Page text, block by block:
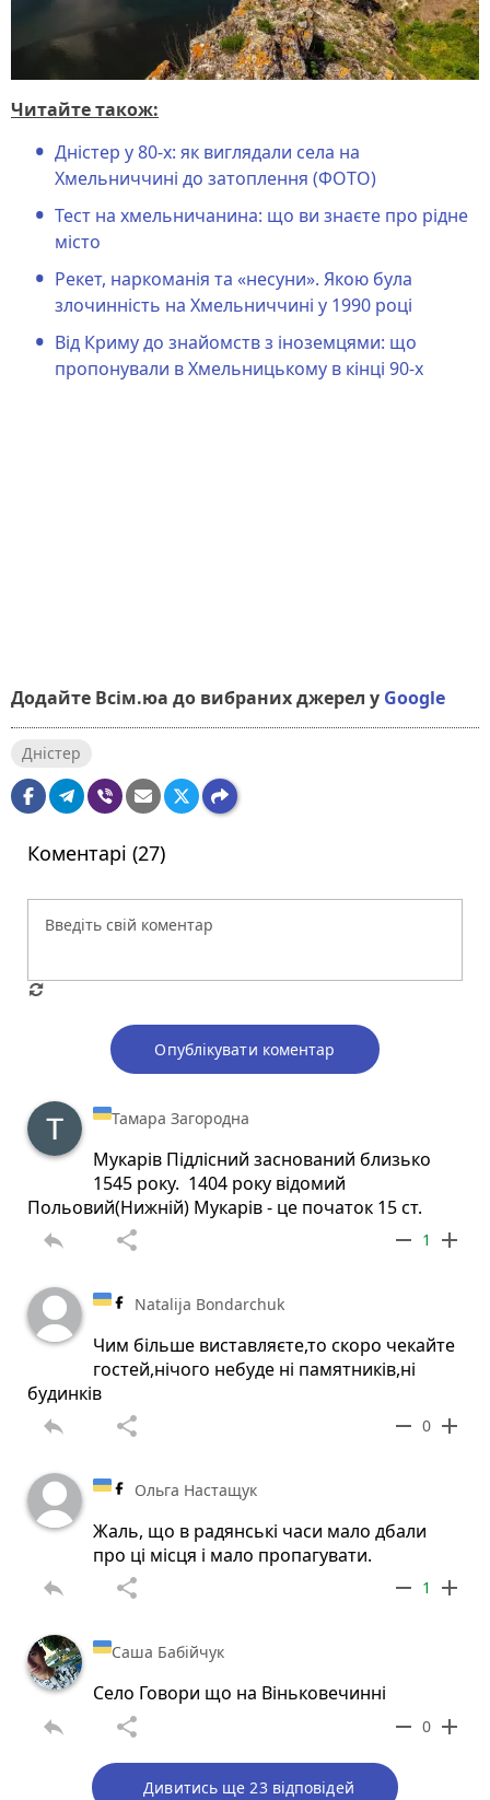
Читайте також:
Дністер у 80-х: як виглядали села на
Хмельниччині до затоплення (ФОТО)
Тест на хмельничанина: що ви знаєте про рідне
місто
Рекет, наркоманія та «несуни». Якою була
злочинність на Хмельниччині у 1990 році
Від Криму до знайомств з іноземцями: що
пропонували в Хмельницькому в кінці 90-х
Додайте Всім.юа до вибраних джерел у Google
Дністер
Коментарі (27)
Опублікувати коментар
Тамара Загородна
Мукарів Підлісний заснований близько
1545 року. 1404 року відомий
Польовий(Нижній) Мукарів - це початок 15 ст.
reply share remove 1 add
Natalija Bondarchuk
Чим більше виставляєте,то скоро чекайте
гостей,нічого небуде ні памятників,ні
будинків
reply share remove 0 add
Ольга Настащук
Жаль, що в радянські часи мало дбали
про ці місця і мало пропагувати.
reply share remove 1 add
Саша Бабійчук
Село Говори що на Віньковечинні
reply share remove 0 add
Дивитись ще 23 відповідей